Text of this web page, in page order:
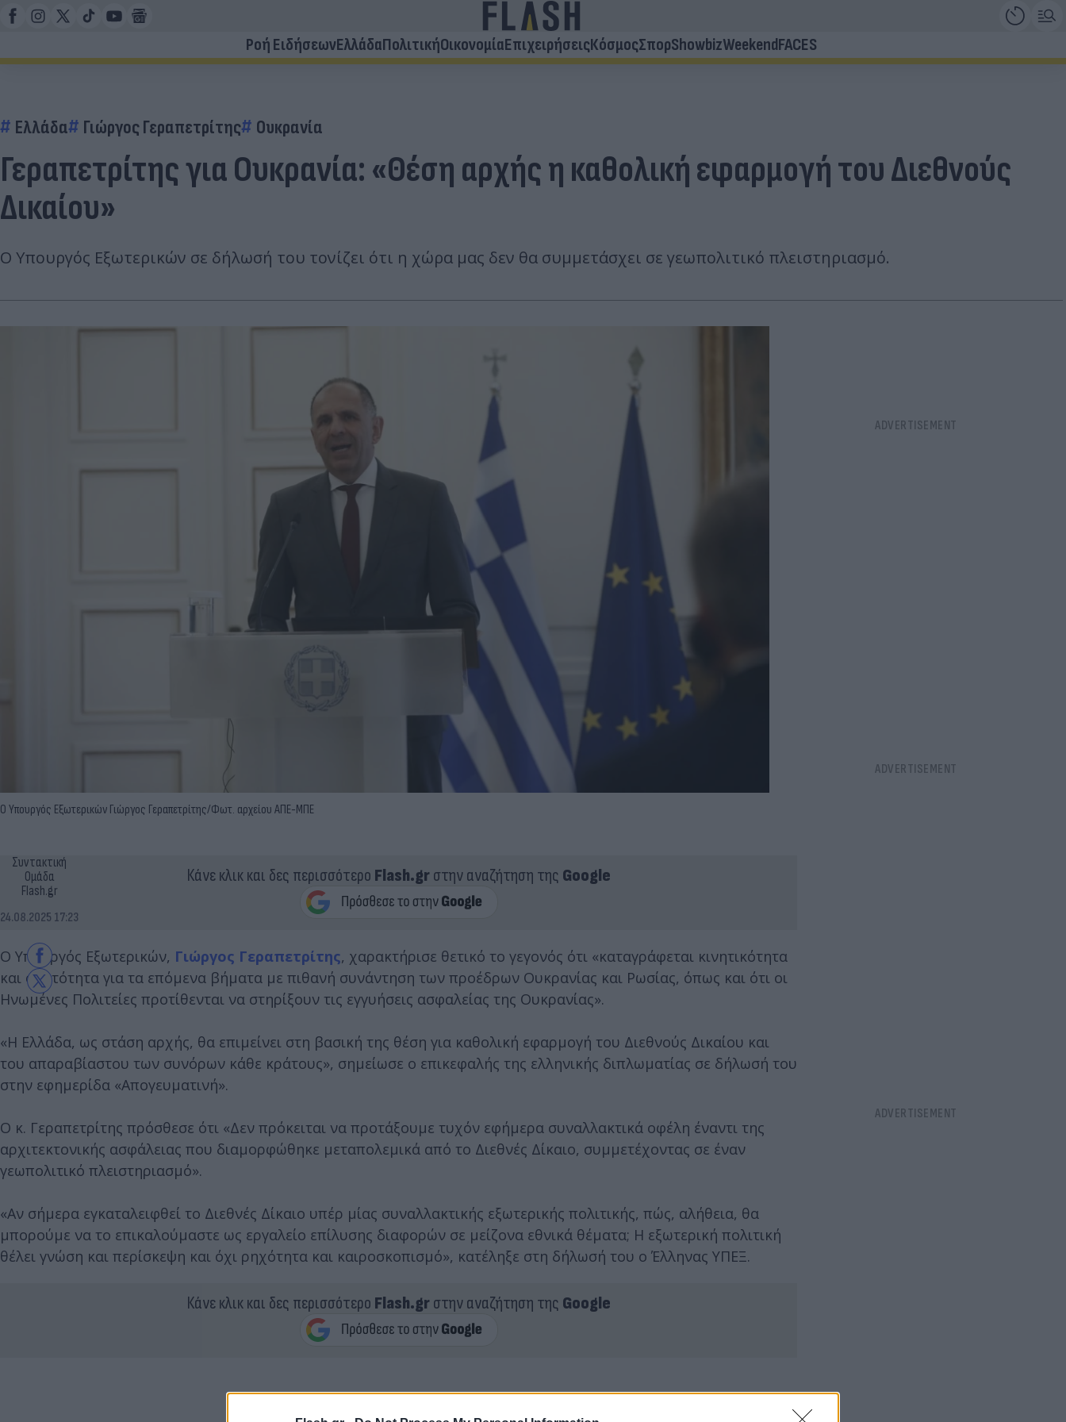
Ροή ΕιδήσεωνΕλλάδαΠολιτικήΟικονομίαΕπιχειρήσειςΚόσμοςΣπορShowbizWeekendFACES
Ελλάδα Γιώργος Γεραπετρίτης Ουκρανία
Γεραπετρίτης για Ουκρανία: «Θέση αρχής η καθολική εφαρμογή του Διεθνούς
Δικαίου»
Ο Υπουργός Εξωτερικών σε δήλωσή του τονίζει ότι η χώρα μας δεν θα συμμετάσχει σε γεωπολιτικό πλειστηριασμό.
Ο Υπουργός Εξωτερικών Γιώργος Γεραπετρίτης/Φωτ. αρχείου ΑΠΕ-ΜΠΕ
Συντακτική
Ομάδα
Flash.gr
24.08.2025 17:23
Κάνε κλικ και δες περισσότερο Flash.grστην αναζήτηση της Google
Ο Υπουργός Εξωτερικών, Γιώργος Γεραπετρίτης, χαρακτήρισε θετικό το γεγονός ότι «καταγράφεται κινητικότητα
και ορατότητα για τα επόμενα βήματα με πιθανή συνάντηση των προέδρων Ουκρανίας και Ρωσίας, όπως και ότι οι
Ηνωμένες Πολιτείες προτίθενται να στηρίξουν τις εγγυήσεις ασφαλείας της Ουκρανίας».
«Η Ελλάδα, ως στάση αρχής, θα επιμείνει στη βασική της θέση για καθολική εφαρμογή του Διεθνούς Δικαίου και
του απαραβίαστου των συνόρων κάθε κράτους», σημείωσε ο επικεφαλής της ελληνικής διπλωματίας σε δήλωσή του
στην εφημερίδα «Απογευματινή».
Ο κ. Γεραπετρίτης πρόσθεσε ότι «Δεν πρόκειται να προτάξουμε τυχόν εφήμερα συναλλακτικά οφέλη έναντι της
αρχιτεκτονικής ασφάλειας που διαμορφώθηκε μεταπολεμικά από το Διεθνές Δίκαιο, συμμετέχοντας σε έναν
γεωπολιτικό πλειστηριασμό».
«Αν σήμερα εγκαταλειφθεί το Διεθνές Δίκαιο υπέρ μίας συναλλακτικής εξωτερικής πολιτικής, πώς, αλήθεια, θα
μπορούμε να το επικαλούμαστε ως εργαλείο επίλυσης διαφορών σε μείζονα εθνικά θέματα; Η εξωτερική πολιτική
θέλει γνώση και περίσκεψη και όχι ρηχότητα και καιροσκοπισμό», κατέληξε στη δήλωσή του ο Έλληνας ΥΠΕΞ.
Κάνε κλικ και δες περισσότερο Flash.grστην αναζήτηση της Google